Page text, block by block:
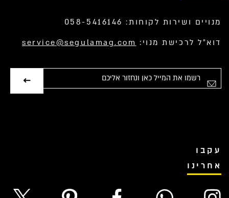
מנויים ושירות לקוחות: 058-5416146
דוא”ל לרכישת מנוי: service@segulamag.com
עקבו
אחרינו